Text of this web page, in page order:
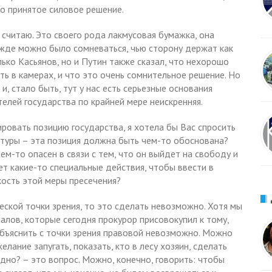
принятое силовое решение.
Это своего рода лакмусовая бумажка, она
можно было сомневаться, чью сторону держат как
Касьянов, но и Путин также сказал, что нехорошо
в камерах, и что это очень сомнительное решение. Но
стало быть, тут у нас есть серьезные основания
государства по крайней мере неискренняя.
позицию государства, я хотела бы Вас спросить
– эта позиция должна быть чем-то обоснована?
то опасен в связи с тем, что он выйдет на свободу и
какие-то специальные действия, чтобы ввести в
этой меры пресечения?
точки зрения, то это сделать невозможно. Хотя мы
которые сегодня прокурор присовокупил к тому,
с точки зрения правовой невозможно. Можно
запугать, показать, кто в лесу хозяин, сделать
– это вопрос. Можно, конечно, говорить: чтобы